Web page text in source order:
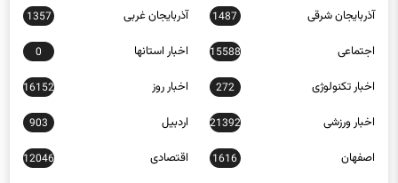
آذربایجان شرقی 1487 آذربایجان غربی 1357
اجتماعی 15588 اخبار استانها 0
اخبار تکنولوژی 272 اخبار روز 16152
اخبار ورزشی 21392 اردبیل 903
اصفهان 1616 اقتصادی 12046